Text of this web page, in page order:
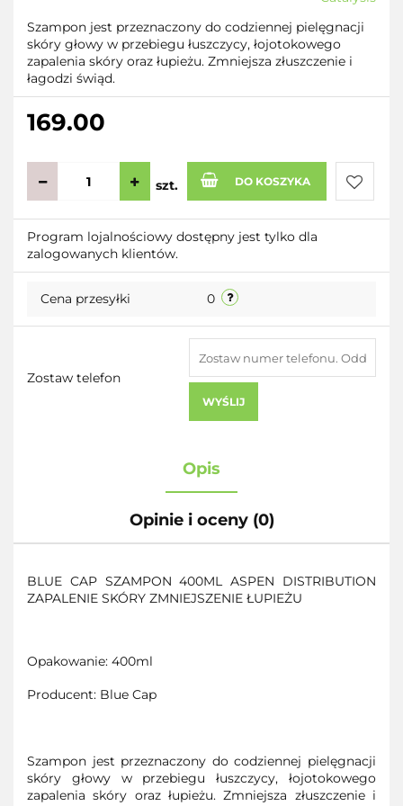
Szampon jest przeznaczony do codziennej pielęgnacji
skóry głowy w przebiegu łuszczycy, łojotokowego
zapalenia skóry oraz łupieżu. Zmniejsza złuszczenie i
łagodzi świąd.
169.00
szt. DO KOSZYKA
Do
Program lojalnościowy dostępny jest tylko dla
zalogowanych klientów.
Cena przesyłki 0
Zostaw telefon
WYŚLIJ
Opis
Opinie i oceny (0)
BLUE CAP SZAMPON 400ML ASPEN DISTRIBUTION
ZAPALENIE SKÓRY ZMNIEJSZENIE ŁUPIEŻU
Opakowanie: 400ml
Producent: Blue Cap
Szampon jest przeznaczony do codziennej pielęgnacji
skóry głowy w przebiegu łuszczycy, łojotokowego
zapalenia skóry oraz łupieżu. Zmniejsza złuszczenie i